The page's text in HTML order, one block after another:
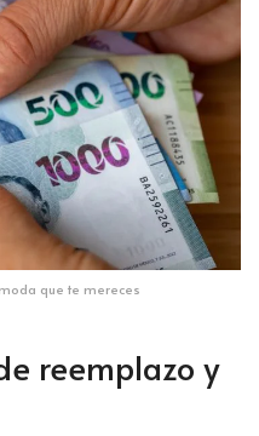
que te mereces
reemplazo y